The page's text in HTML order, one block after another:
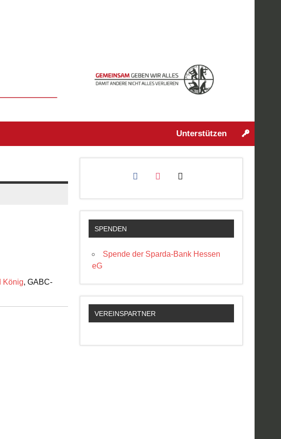
Unterstützen
König, GABC-
facebookinstagram
mail
SPENDEN
Spende der Sparda-Bank Hessen
eG
VEREINSPARTNER